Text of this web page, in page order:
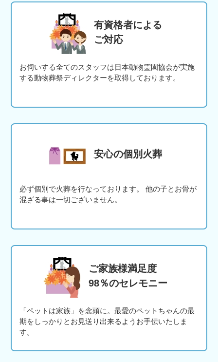
有資格者による
ご対応
お伺いする全てのスタッフは日本動物霊園協会が実施
する動物葬祭ディレクターを取得しております。
安心の個別火葬
必ず個別で火葬を行なっております。 他の子とお骨が
混ざる事は一切ございません。
ご家族様満足度
98％のセレモニー
「ペットは家族」を念頭に。最愛のペットちゃんの最
期をしっかりとお見送り出来るようお手伝いたしま
す。